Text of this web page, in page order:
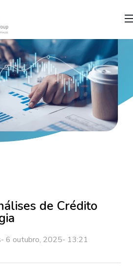
de Crédito
- 6 outubro, 2025- 13:21